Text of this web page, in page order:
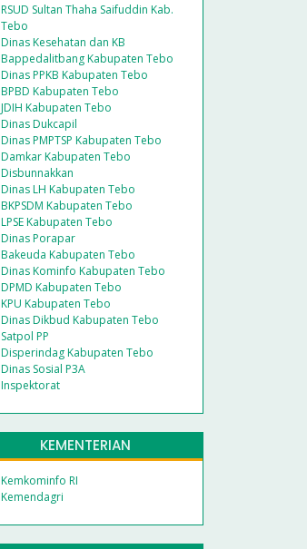
RSUD Sultan Thaha Saifuddin Kab.
Tebo
Dinas Kesehatan dan KB
Bappedalitbang Kabupaten Tebo
Dinas PPKB Kabupaten Tebo
BPBD Kabupaten Tebo
JDIH Kabupaten Tebo
Dinas Dukcapil
Dinas PMPTSP Kabupaten Tebo
Damkar Kabupaten Tebo
Disbunnakkan
Dinas LH Kabupaten Tebo
BKPSDM Kabupaten Tebo
LPSE Kabupaten Tebo
Dinas Porapar
Bakeuda Kabupaten Tebo
Dinas Kominfo Kabupaten Tebo
DPMD Kabupaten Tebo
KPU Kabupaten Tebo
Dinas Dikbud Kabupaten Tebo
Satpol PP
Disperindag Kabupaten Tebo
Dinas Sosial P3A
Inspektorat
KEMENTERIAN
Kemkominfo RI
Kemendagri